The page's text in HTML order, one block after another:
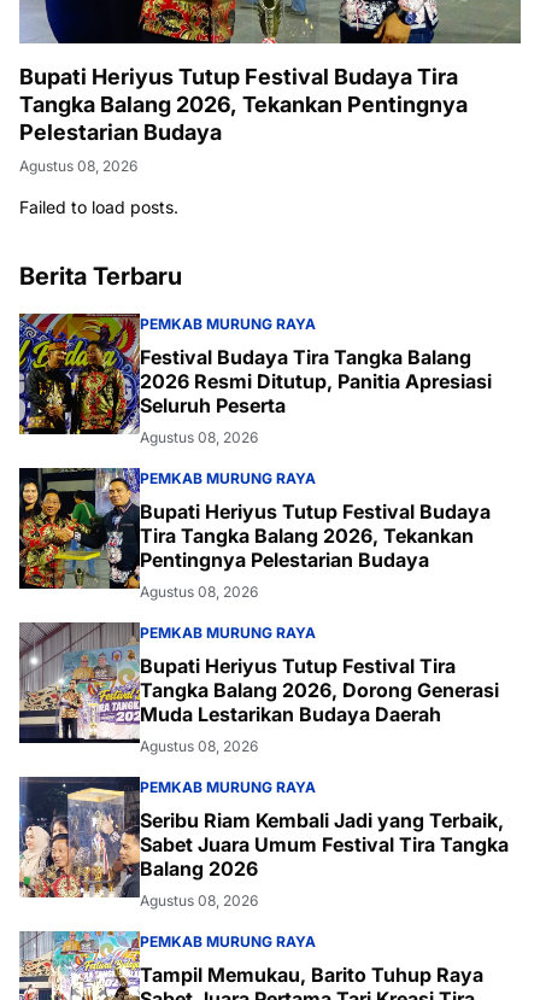
Bupati Heriyus Tutup Festival Budaya Tira
Tangka Balang 2026, Tekankan Pentingnya
Pelestarian Budaya
Agustus 08, 2026
Failed to load posts.
Berita Terbaru
PEMKAB MURUNG RAYA
Festival Budaya Tira Tangka Balang
2026 Resmi Ditutup, Panitia Apresiasi
Seluruh Peserta
Agustus 08, 2026
PEMKAB MURUNG RAYA
Bupati Heriyus Tutup Festival Budaya
Tira Tangka Balang 2026, Tekankan
Pentingnya Pelestarian Budaya
Agustus 08, 2026
PEMKAB MURUNG RAYA
Bupati Heriyus Tutup Festival Tira
Tangka Balang 2026, Dorong Generasi
Muda Lestarikan Budaya Daerah
Agustus 08, 2026
PEMKAB MURUNG RAYA
Seribu Riam Kembali Jadi yang Terbaik,
Sabet Juara Umum Festival Tira Tangka
Balang 2026
Agustus 08, 2026
PEMKAB MURUNG RAYA
Tampil Memukau, Barito Tuhup Raya